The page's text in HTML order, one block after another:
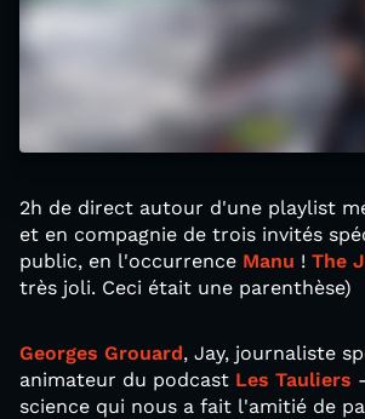
2h de direct autour d'une playlist
et en compagnie de trois invités
public, en l'occurrence Manu ! The
très joli. Ceci était une parenthèse)
Georges Grouard, Jay, journaliste
animateur du podcast Les Tauliers
science qui nous a fait l'amitié de